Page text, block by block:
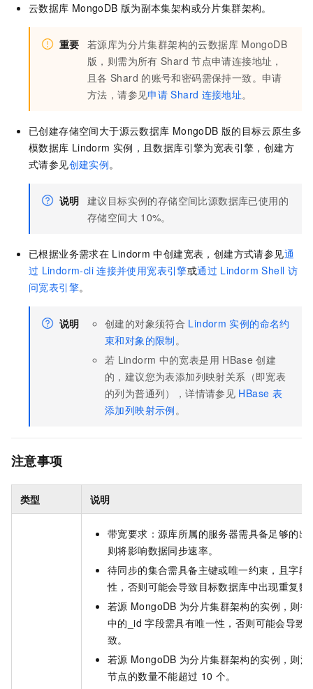
云数据库 MongoDB 版为副本集架构或分片集群架构。
重要 若源库为分片集群架构的云数据库 MongoDB
版 ，则需为所有 Shard 节点申请连接地址，
且各 Shard 的账号和密码需保持一致。申请
方法，请参见申请 Shard 连接地址。
已创建存储空间大于源云数据库 MongoDB 版的目标云原生多
模数据库 Lindorm 实例，且数据库引擎为宽表引擎，创建方
式请参见创建实例。
说明 建议目标实例的存储空间比源数据库已使用的
存储空间大 10%。
已根据业务需求在 Lindorm 中创建宽表，创建方式请参见通
过 Lindorm-cli 连接并使用宽表引擎或通过 Lindorm Shell 访
问宽表引擎。
说明 创建的对象须符合 Lindorm 实例的命名约
束和对象的限制。
若 Lindorm 中的宽表是用 HBase 创建
的，建议您为表添加列映射关系（即宽表
的列为普通列），详情请参见 HBase 表
添加列映射示例。
注意事项
类型 说明
带宽要求：源库所属的服务器需具备足够的出
则将影响数据同步速率。
待同步的集合需具备主键或唯一约束，且字段
性，否则可能会导致目标数据库中出现重复数
若源 MongoDB 为分片集群架构的实例，则
中的_id 字段需具有唯一性，否则可能会导致
致。
若源 MongoDB 为分片集群架构的实例，则源
节点的数量不能超过 10 个。